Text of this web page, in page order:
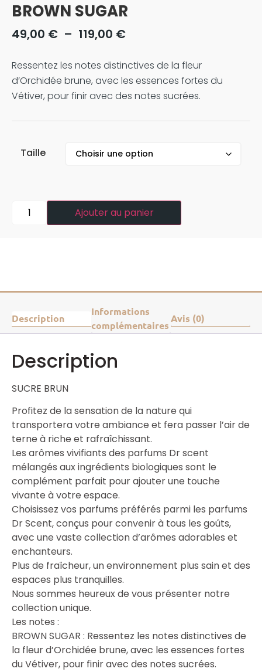
BROWN SUGAR
49,00 € – 119,00 €
Ressentez les notes distinctives de la fleur
d’Orchidée brune, avec les essences fortes du
Vétiver, pour finir avec des notes sucrées.
Taille
Ajouter au panier
Description
Informations
complémentaires
Avis (0)
Description
SUCRE BRUN
Profitez de la sensation de la nature qui
transportera votre ambiance et fera passer l’air de
terne à riche et rafraîchissant.
Les arômes vivifiants des parfums Dr scent
mélangés aux ingrédients biologiques sont le
complément parfait pour ajouter une touche
vivante à votre espace.
Choisissez vos parfums préférés parmi les parfums
Dr Scent, conçus pour convenir à tous les goûts,
avec une vaste collection d’arômes adorables et
enchanteurs.
Plus de fraîcheur, un environnement plus sain et des
espaces plus tranquilles.
Nous sommes heureux de vous présenter notre
collection unique.
Les notes :
BROWN SUGAR : Ressentez les notes distinctives de
la fleur d’Orchidée brune, avec les essences fortes
du Vétiver, pour finir avec des notes sucrées.